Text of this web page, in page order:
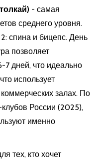
- самая
среднего уровня.
спина и бицепс. День
позволяет
дней, что идеально
использует
залах. По
России (2025),
именно
тех, кто хочет